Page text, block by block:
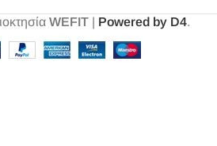
WEFIT| Powered by D4.